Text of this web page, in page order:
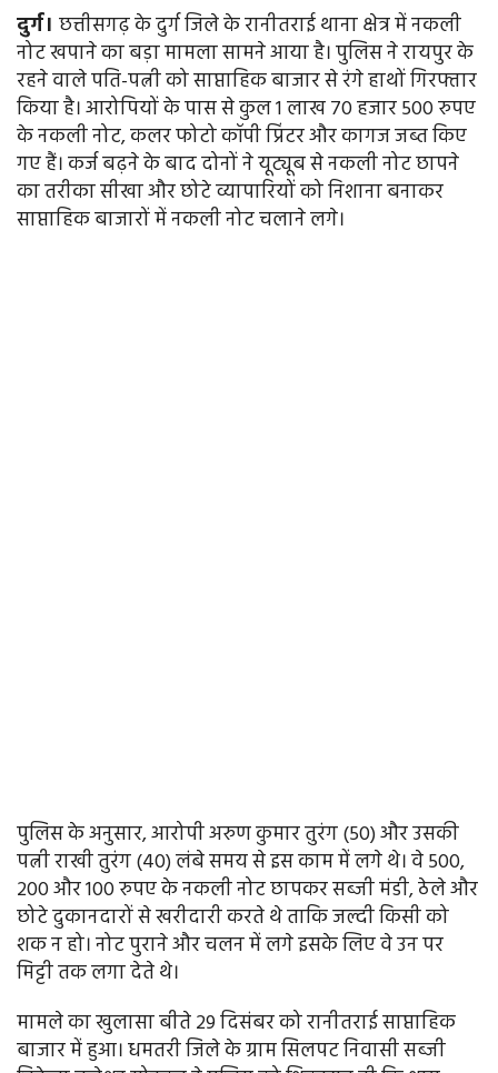
दुर्ग। छत्तीसगढ़ के दुर्ग जिले के रानीतराई थाना क्षेत्र में नकली
नोट खपाने का बड़ा मामला सामने आया है। पुलिस ने रायपुर के
रहने वाले पति-पत्नी को साप्ताहिक बाजार से रंगे हाथों गिरफ्तार
किया है। आरोपियों के पास से कुल 1 लाख 70 हजार 500 रुपए
के नकली नोट, कलर फोटो कॉपी प्रिंटर और कागज जब्त किए
गए हैं। कर्ज बढ़ने के बाद दोनों ने यूट्यूब से नकली नोट छापने
का तरीका सीखा और छोटे व्यापारियों को निशाना बनाकर
साप्ताहिक बाजारों में नकली नोट चलाने लगे।
पुलिस के अनुसार, आरोपी अरुण कुमार तुरंग (50) और उसकी
पत्नी राखी तुरंग (40) लंबे समय से इस काम में लगे थे। वे 500,
200 और 100 रुपए के नकली नोट छापकर सब्जी मंडी, ठेले और
छोटे दुकानदारों से खरीदारी करते थे ताकि जल्दी किसी को
शक न हो। नोट पुराने और चलन में लगे इसके लिए वे उन पर
मिट्टी तक लगा देते थे।
मामले का खुलासा बीते 29 दिसंबर को रानीतराई साप्ताहिक
बाजार में हुआ। धमतरी जिले के ग्राम सिलपट निवासी सब्जी